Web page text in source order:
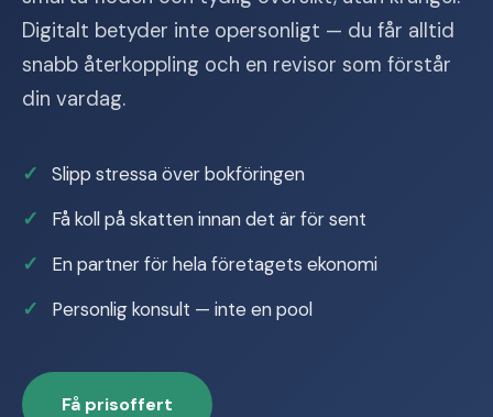
Digitalt betyder inte opersonligt — du får alltid
snabb återkoppling och en revisor som förstår
din vardag.
Slipp stressa över bokföringen
Få koll på skatten innan det är för sent
En partner för hela företagets ekonomi
Personlig konsult — inte en pool
Få prisoffert